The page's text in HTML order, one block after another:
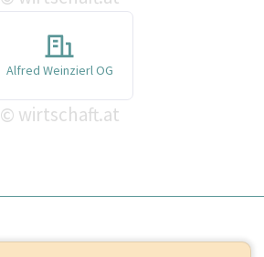
Alfred Weinzierl OG
© wirtschaft.at